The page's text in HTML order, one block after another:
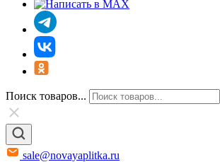
Поиск товаров...
sale@novayaplitka.ru